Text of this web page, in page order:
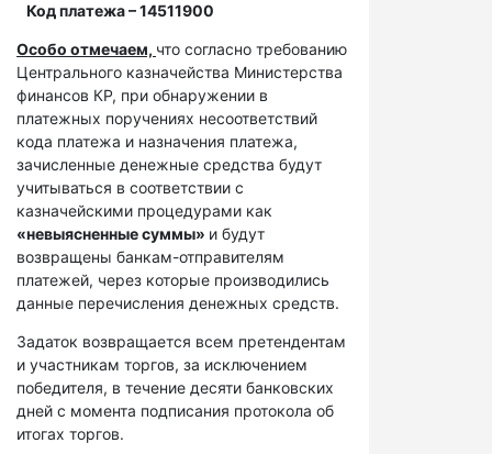
Код платежа – 14511900
Особо отмечаем, что согласно требованию
Центрального казначейства Министерства
финансов КР, при обнаружении в
платежных поручениях несоответствий
кода платежа и назначения платежа,
зачисленные денежные средства будут
учитываться в соответствии с
казначейскими процедурами как
«невыясненные суммы» и будут
возвращены банкам-отправителям
платежей, через которые производились
данные перечисления денежных средств.
Задаток возвращается всем претендентам
и участникам торгов, за исключением
победителя, в течение десяти банковских
дней с момента подписания протокола об
итогах торгов.